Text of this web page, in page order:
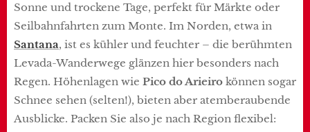
Sonne und trockene Tage, perfekt für Märkte oder
Seilbahnfahrten zum Monte. Im Norden, etwa in
Santana, ist es kühler und feuchter – die berühmten
Levada-Wanderwege glänzen hier besonders nach
Regen. Höhenlagen wie Pico do Arieiro können sogar
Schnee sehen (selten!), bieten aber atemberaubende
Ausblicke. Packen Sie also je nach Region flexibel: